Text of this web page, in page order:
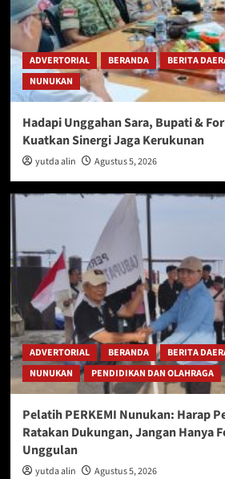
ADVERTORIAL BERANDA BERITA
NUNUKAN
Hadapi Unggahan Sara, Bupati &
Kuatkan Sinergi Jaga Kerukunan
yutda alin Agustus 5, 2026
ADVERTORIAL BERANDA BERITA
NUNUKAN
PENDIDIKAN DAN OLAHRAGA
Pelatih PERKEMI Nunukan: Harap
Ratakan Dukungan, Jangan Hanya
Unggulan
yutda alin Agustus 5, 2026